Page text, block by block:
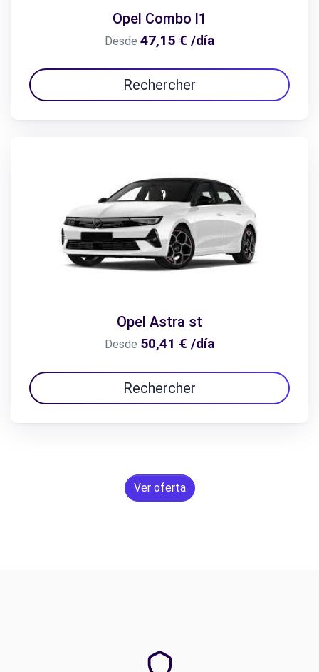
Opel Combo l1
Desde 47,15 € /día
Rechercher
Opel Astra st
Desde 50,41 € /día
Rechercher
Ver oferta